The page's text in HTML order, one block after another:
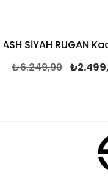
ASH SİYAH RUGAN Kadın TOPUKLU TERLİK
₺2.499,90